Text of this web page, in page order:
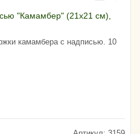
"Камамбер" (21х21 см),
камамбера с надписью. 10